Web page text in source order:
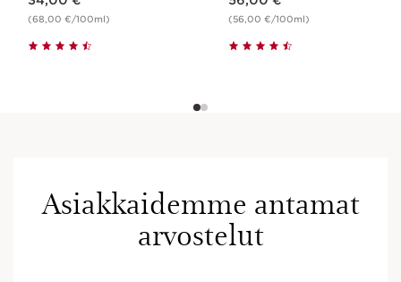
(68,00 €/100ml) (56,00 €/100ml)
Asiakkaidemme antamat
arvostelut